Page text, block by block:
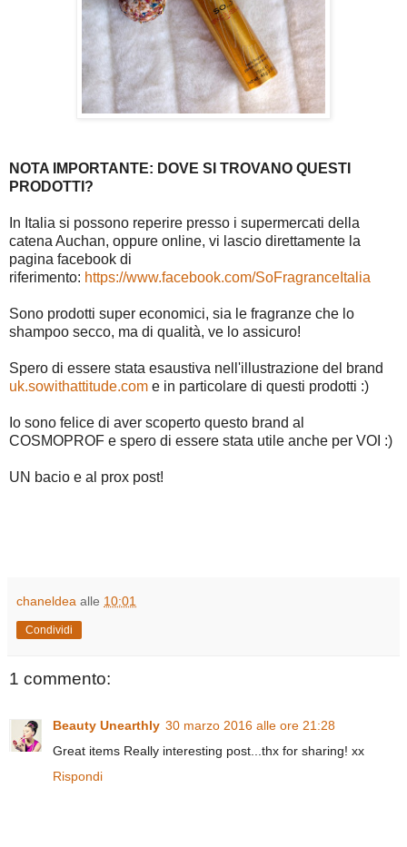
NOTA IMPORTANTE: DOVE SI TROVANO QUESTI
PRODOTTI?
In Italia si possono reperire presso i supermercati della
catena Auchan, oppure online, vi lascio direttamente la
pagina facebook di
riferimento: https://www.facebook.com/SoFragranceItalia
Sono prodotti super economici, sia le fragranze che lo
shampoo secco, ma di qualità, ve lo assicuro!
Spero di essere stata esaustiva nell'illustrazione del brand
uk.sowithattitude.com e in particolare di questi prodotti :)
Io sono felice di aver scoperto questo brand al
COSMOPROF e spero di essere stata utile anche per VOI :)
UN bacio e al prox post!
chaneldea alle 10:01
Condividi
1 commento:
Beauty Unearthly 30 marzo 2016 alle ore 21:28
Great items Really interesting post...thx for sharing! xx
Rispondi